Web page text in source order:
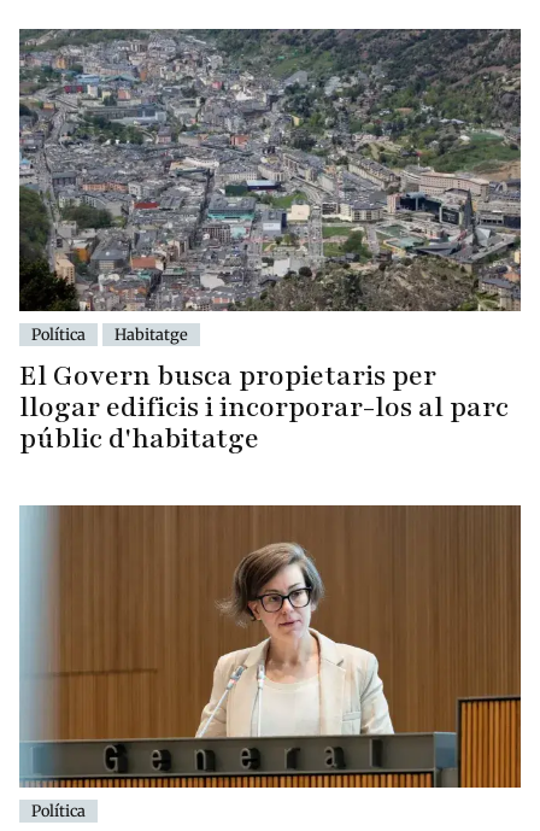
Política Habitatge
El Govern busca propietaris per
llogar edificis i incorporar-los al parc
públic d'habitatge
Política